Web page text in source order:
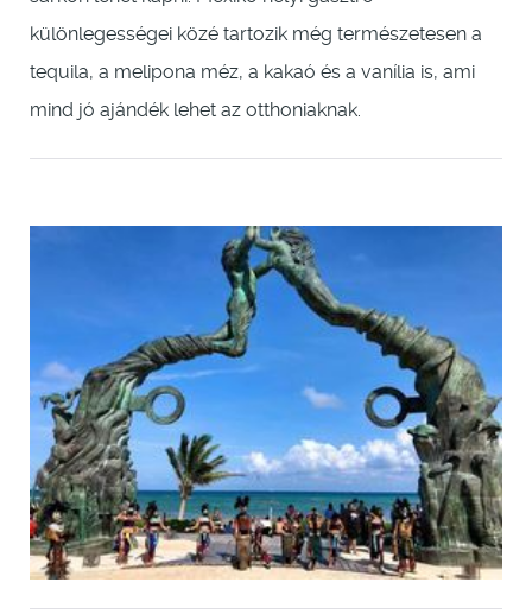
különlegességei közé tartozik még természetesen a
tequila, a melipona méz, a kakaó és a vanília is, ami
mind jó ajándék lehet az otthoniaknak.